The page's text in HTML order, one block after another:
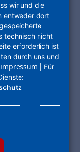
Stadtzentrum
Kassel
wir und die
entweder dort
technisch nicht
erforderlich ist
durch uns und
Impressum | Für